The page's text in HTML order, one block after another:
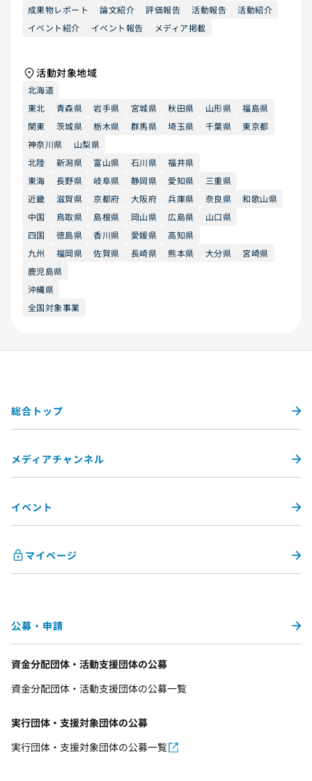
成果物レポート
論文紹介 評価報告 活動報告
活動紹介
イベント紹介
イベント報告 メディア掲載
活動対象地域
北海道
東北
青森県 岩手県 宮城県 秋田県 山形県
福島県
関東
茨城県 栃木県 群馬県 埼玉県 千葉県
東京都
神奈川県
山梨県
北陸
新潟県 富山県 石川県
福井県
東海
長野県 岐阜県 静岡県 愛知県
三重県
近畿
滋賀県 京都府 大阪府 兵庫県 奈良県
和歌山県
中国
鳥取県 島根県 岡山県 広島県
山口県
四国
徳島県 香川県 愛媛県
高知県
九州
福岡県 佐賀県 長崎県 熊本県 大分県
宮崎県
鹿児島県
沖縄県
全国対象事業
総合トップ
メディアチャンネル
イベント
マイページ
公募・申請
資金分配団体・活動支援団体の公募
資金分配団体・活動支援団体の公募一覧
実行団体・支援対象団体の公募
実行団体・支援対象団体の公募一覧